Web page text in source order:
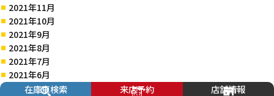
2021年11月
2021年10月
2021年9月
2021年8月
2021年7月
2021年6月
2021年5月
在庫車検索 来店予約 店舗情報